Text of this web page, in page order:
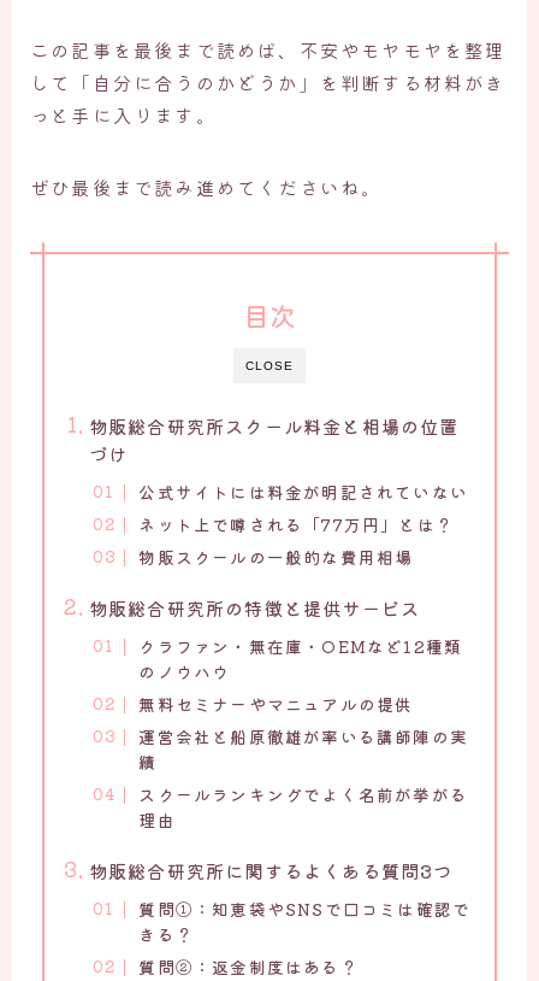
この記事を最後まで読めば、不安やモヤモヤを整理
して「自分に合うのかどうか」を判断する材料がき
っと手に入ります。
ぜひ最後まで読み進めてくださいね。
CLOSE
目次
物販総合研究所スクール料金と相場の位置
づけ
公式サイトには料金が明記されていない
ネット上で噂される「77万円」とは？
物販スクールの一般的な費用相場
物販総合研究所の特徴と提供サービス
クラファン・無在庫・OEMなど12種類
のノウハウ
無料セミナーやマニュアルの提供
運営会社と船原徹雄が率いる講師陣の実
績
スクールランキングでよく名前が挙がる
理由
物販総合研究所に関するよくある質問3つ
質問①：知恵袋やSNSで口コミは確認で
きる？
質問②：返金制度はある？